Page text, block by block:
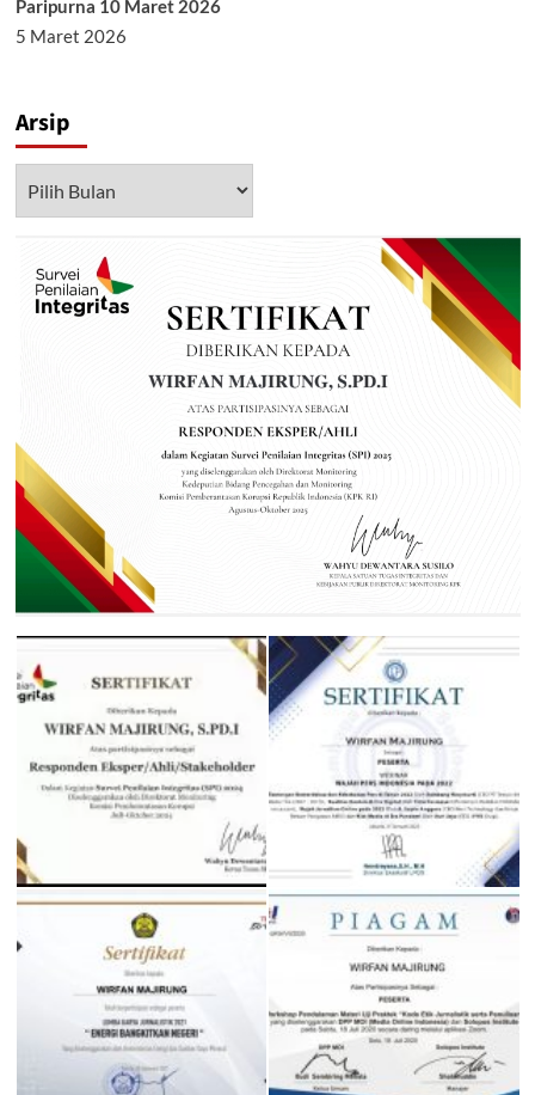
Paripurna 10 Maret 2026
5 Maret 2026
Arsip